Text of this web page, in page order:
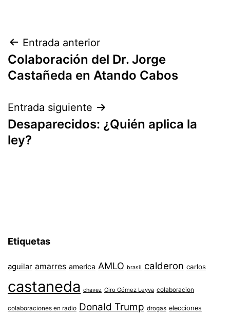
Navegación
de
Entrada anterior
Colaboración del Dr. Jorge
Castañeda en Atando Cabos
Entrada siguiente
Desaparecidos: ¿Quién aplica la
ley?
Etiquetas
aguilar amarres america AMLO brasil calderon carlos
castaneda chavez Ciro Gómez Leyva colaboracion
colaboraciones en radio Donald Trump drogas elecciones